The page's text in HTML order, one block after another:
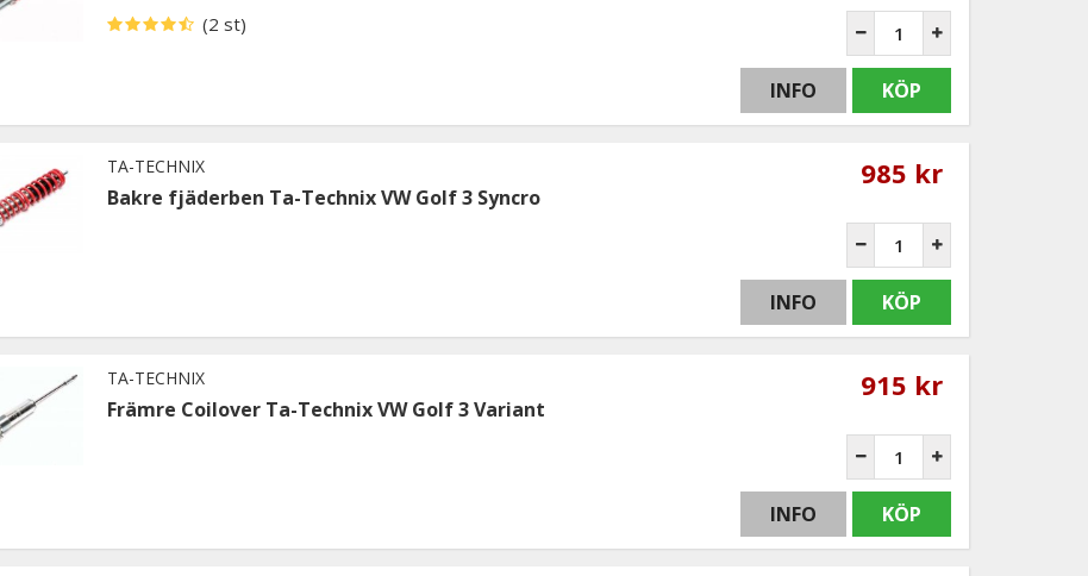
(2 st)
INFO KÖP
TA-TECHNIX
Bakre fjäderben Ta-Technix VW Golf 3 Syncro
985 kr
INFO KÖP
TA-TECHNIX
Främre Coilover Ta-Technix VW Golf 3 Variant
915 kr
INFO KÖP